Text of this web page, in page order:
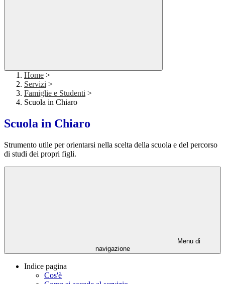
Home >
Servizi >
Famiglie e Studenti >
Scuola in Chiaro
Scuola in Chiaro
Strumento utile per orientarsi nella scelta della scuola e del percorso
di studi dei propri figli.
Menu di
navigazione
Indice pagina
Cos'è